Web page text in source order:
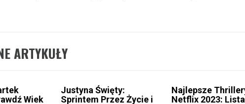
ARTYKUŁY
Wiek
Justyna Święty:
Sprintem Przez Życie i
Najlepsze
Netflix 2023: Lista